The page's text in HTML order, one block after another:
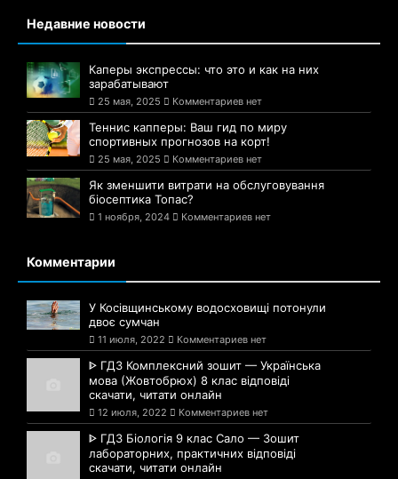
Недавние новости
Каперы экспрессы: что это и как на них
зарабатывают
25 мая, 2025 Комментариев нет
Теннис капперы: Ваш гид по миру
спортивных прогнозов на корт!
25 мая, 2025 Комментариев нет
Як зменшити витрати на обслуговування
біосептика Топас?
1 ноября, 2024 Комментариев нет
Комментарии
У Косівщинському водосховищі потонули
двоє сумчан
11 июля, 2022 Комментариев нет
ᐈ ГДЗ Комплексний зошит — Українська
мова (Жовтобрюх) 8 клас відповіді
скачати, читати онлайн
12 июля, 2022 Комментариев нет
ᐈ ГДЗ Біологія 9 клас Сало — Зошит
лабораторних, практичних відповіді
скачати, читати онлайн